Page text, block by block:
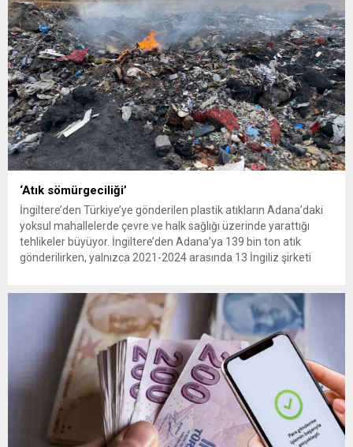
‘Atık sömürgeciliği’
İngiltere’den Türkiye’ye gönderilen plastik atıkların Adana’daki
yoksul mahallelerde çevre ve halk sağlığı üzerinde yarattığı
tehlikeler büyüyor. İngiltere’den Adana’ya 139 bin ton atık
gönderilirken, yalnızca 2021-2024 arasında 13 İngiliz şirketi
edilirken çiftçiler hava, su...